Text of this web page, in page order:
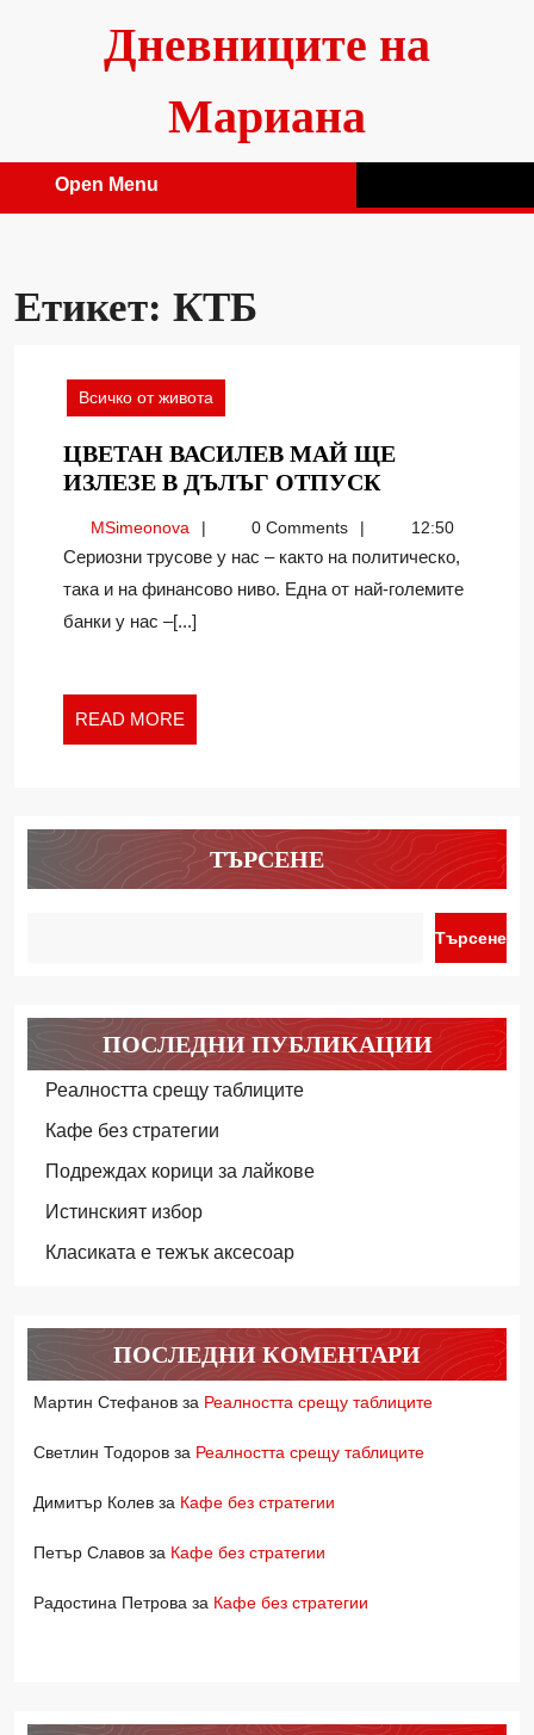
Дневниците на
Мариана
Open Menu
Етикет: КТБ
Всичко от живота
ЦВЕТАН ВАСИЛЕВ МАЙ ЩЕ
ИЗЛЕЗЕ В ДЪЛЪГ ОТПУСК
МАЙ
ЩЕ
ИЗЛЕЗЕ
MSimeonovaMSimeonova0 Comments 12:50
Сериозни трусове у нас – както на политическо,
така и на финансово ниво. Една от най-големите
банки у нас –[...]
READ MORE
MORE
ТЪРСЕНЕ
Търсене
ПОСЛЕДНИ ПУБЛИКАЦИИ
Реалността срещу таблиците
Кафе без стратегии
Подреждах корици за лайкове
Истинският избор
Класиката е тежък аксесоар
ПОСЛЕДНИ КОМЕНТАРИ
Мартин Стефанов за Реалността срещу таблиците
Светлин Тодоров за Реалността срещу таблиците
Димитър Колев за Кафе без стратегии
Петър Славов за Кафе без стратегии
Радостина Петрова за Кафе без стратегии